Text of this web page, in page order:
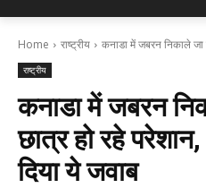
Home राष्ट्रीय कनाडा में जबरन निकाले जा
राष्ट्रीय
कनाडा में जबरन
छात्र हो रहे
दिया ये जवाब